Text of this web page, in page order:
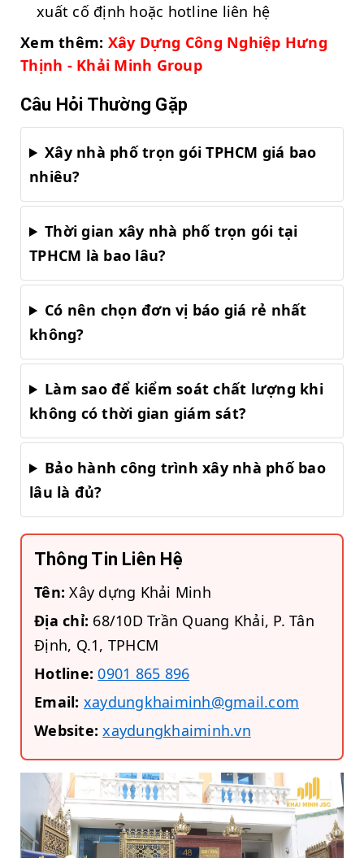
xuất cố định hoặc hotline liên hệ
Xem thêm: Xây Dựng Công Nghiệp Hưng
Thịnh - Khải Minh Group
Câu Hỏi Thường Gặp
Xây nhà phố trọn gói TPHCM giá bao
nhiêu?
Thời gian xây nhà phố trọn gói tại
TPHCM là bao lâu?
Có nên chọn đơn vị báo giá rẻ nhất
không?
Làm sao để kiểm soát chất lượng khi
không có thời gian giám sát?
Bảo hành công trình xây nhà phố bao
lâu là đủ?
Thông Tin Liên Hệ
Tên: Xây dựng Khải Minh
Địa chỉ: 68/10D Trần Quang Khải, P. Tân
Định, Q.1, TPHCM
Hotline: 0901 865 896
Email: xaydungkhaiminh@gmail.com
Website: xaydungkhaiminh.vn